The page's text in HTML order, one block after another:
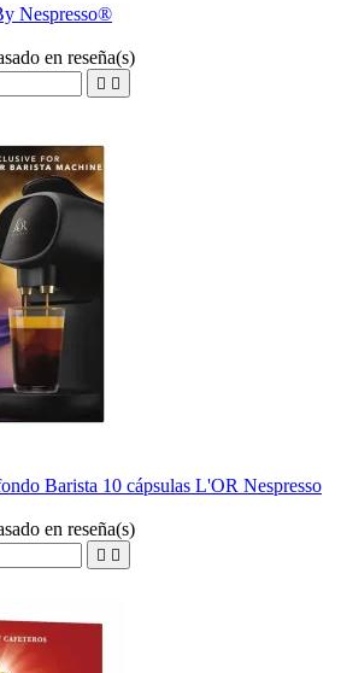
Nespresso®
en reseña(s)
 
Barista 10 cápsulas L'OR Nespresso
en reseña(s)
 